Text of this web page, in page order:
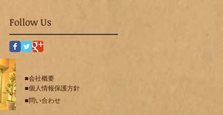
Follow Us
■会社概要
■個人情報保護方針
■問い合わせ